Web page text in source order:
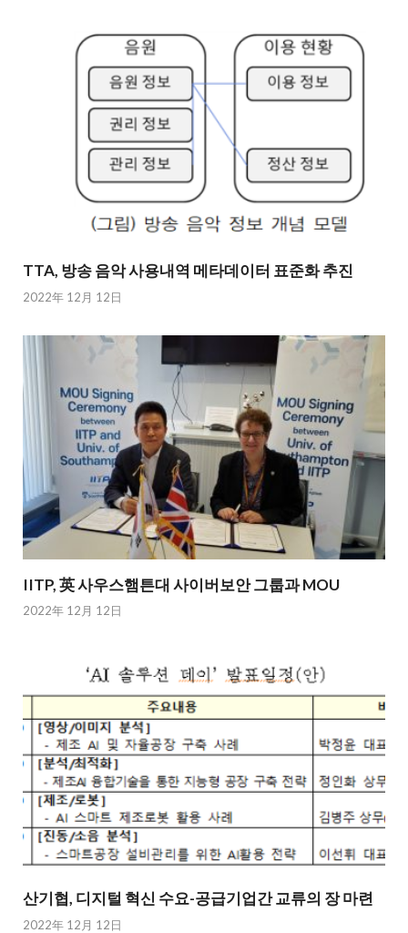
TTA, 방송 음악 사용내역 메타데이터 표준화 추진
2022年 12月 12日
IITP, 英 사우스햄튼대 사이버보안 그룹과 MOU
2022年 12月 12日
산기협, 디지털 혁신 수요-공급기업간 교류의 장 마련
2022年 12月 12日